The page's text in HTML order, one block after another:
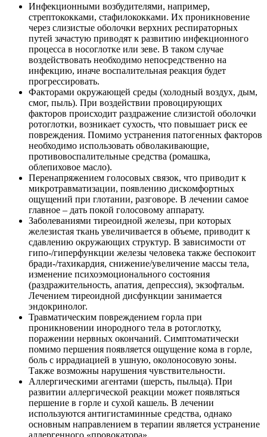
Инфекционными возбудителями, например,
стрептококками, стафилококками. Их проникновение
через слизистые оболочки верхних респираторных
путей зачастую приводят к развитию инфекционного
процесса в носоглотке или зеве. В таком случае
воздействовать необходимо непосредственно на
инфекцию, иначе воспалительная реакция будет
прогрессировать.
Факторами окружающей среды (холодный воздух, дым,
смог, пыль). При воздействии провоцирующих
факторов происходит раздражение слизистой оболочки
ротоглотки, возникает сухость, что повышает риск ее
повреждения. Помимо устранения патогенных факторов
необходимо использовать обволакивающие,
противовоспалительные средства (ромашка,
облепиховое масло).
Перенапряжением голосовых связок, что приводит к
микротравматизации, появлению дискомфортных
ощущений при глотании, разговоре. В лечении самое
главное – дать покой голосовому аппарату.
Заболеваниями тиреоидной железы, при которых
железистая ткань увеличивается в объеме, приводит к
сдавлению окружающих структур. В зависимости от
гипо-/гиперфункции железы человека также беспокоит
бради-/тахикардия, снижение/увеличение массы тела,
изменение психоэмоционального состояния
(раздражительность, апатия, депрессия), экзофтальм.
Лечением тиреоидной дисфункции занимается
эндокринолог.
Травматическим повреждением горла при
проникновении инородного тела в ротоглотку,
поражении нервных окончаний. Симптоматически
помимо першения появляется ощущение кома в горле,
боль с иррадиацией в ушную, околоносовую зоны.
Также возможны нарушения чувствительности.
Аллергическими агентами (шерсть, пыльца). При
развитии аллергической реакции может появляться
першение в горле и сухой кашель. В лечении
используются антигистаминные средства, однако
основным направлением в терапии является устранение
аллергенного «провокатора».